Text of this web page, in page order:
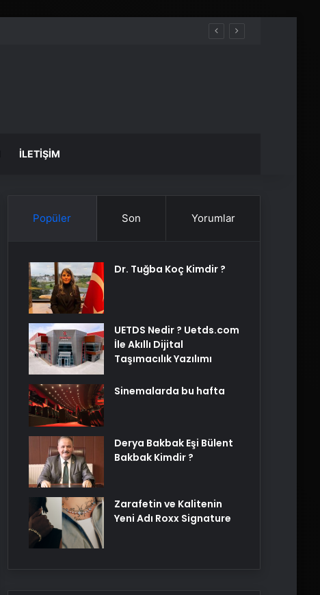
İLETIŞIM
Popüler Son Yorumlar
Dr. Tuğba Koç Kimdir ?
UETDS Nedir ? Uetds.com
İle Akıllı Dijital
Taşımacılık Yazılımı
Sinemalarda bu hafta
Derya Bakbak Eşi Bülent
Bakbak Kimdir ?
Zarafetin ve Kalitenin
Yeni Adı Roxx Signature